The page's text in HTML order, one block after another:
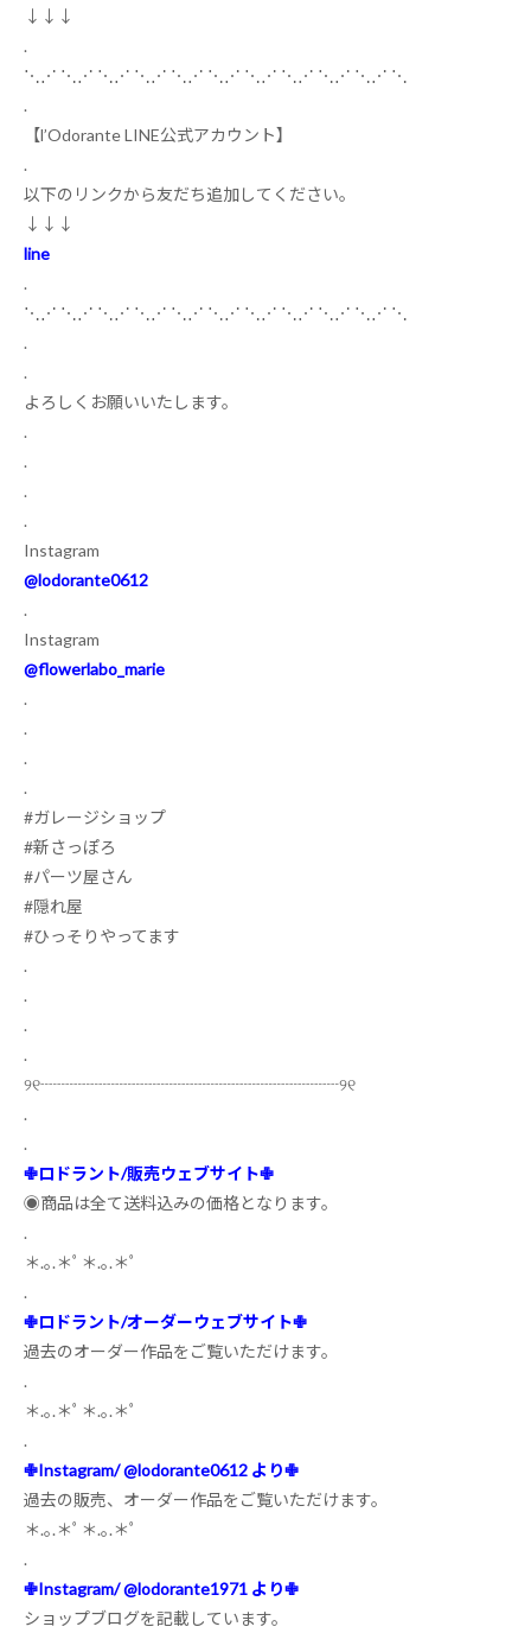
↓↓↓
.
⋱⋰ ⋱⋰ ⋱⋰ ⋱⋰ ⋱⋰ ⋱⋰ ⋱⋰ ⋱⋰ ⋱⋰ ⋱⋰ ⋱
.
【l’Odorante LINE公式アカウント】
.
以下のリンクから友だち追加してください。
↓↓↓
line
.
⋱⋰ ⋱⋰ ⋱⋰ ⋱⋰ ⋱⋰ ⋱⋰ ⋱⋰ ⋱⋰ ⋱⋰ ⋱⋰ ⋱
.
.
よろしくお願いいたします‍。
.
.
.
.
Instagram
@lodorante0612
.
Instagram
@flowerlabo_marie
.
.
.
.
#ガレージショップ
#新さっぽろ
#パーツ屋さん
#隠れ屋
#ひっそりやってます
.
.
.
.
୨୧┈┈┈┈┈┈┈┈┈┈┈┈┈┈┈┈┈┈୨୧
.
.
✙ロドラント/販売ウェブサイト✙
◉商品は全て送料込みの価格となります。
.
＊.｡. ＊ﾟ＊.｡. ＊ﾟ
.
✙ロドラント/オーダーウェブサイト✙
過去のオーダー作品をご覧いただけます。
.
＊.｡. ＊ﾟ＊.｡. ＊ﾟ
.
✙Instagram/ @lodorante0612 より✙
過去の販売、オーダー作品をご覧いただけます。
＊.｡. ＊ﾟ＊.｡. ＊ﾟ
.
✙Instagram/ @lodorante1971 より✙
ショップブログを記載しています。